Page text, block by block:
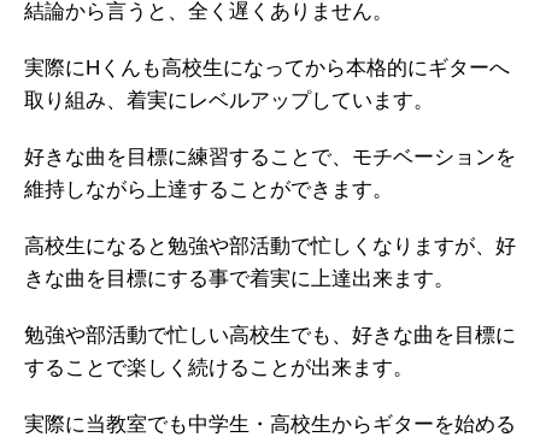
結論から言うと、全く遅くありません。
実際にHくんも高校生になってから本格的にギターへ
取り組み、着実にレベルアップしています。
好きな曲を目標に練習することで、モチベーションを
維持しながら上達することができます。
高校生になると勉強や部活動で忙しくなりますが、好
きな曲を目標にする事で着実に上達出来ます。
勉強や部活動で忙しい高校生でも、好きな曲を目標に
することで楽しく続けることが出来ます。
実際に当教室でも中学生・高校生からギターを始める